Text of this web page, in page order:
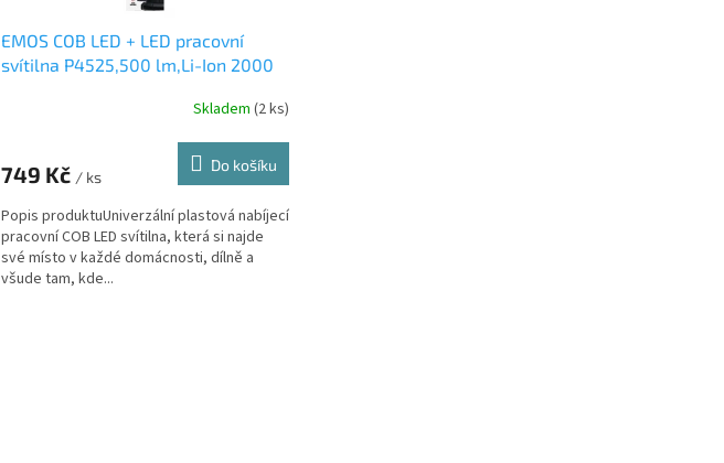
EMOS COB LED + LED pracovní
svítilna P4525,500 lm,Li-Ion 2000
Skladem (2 ks)
749 Kč / ks
Do košíku
Popis produktuUniverzální plastová nabíjecí
pracovní COB LED svítilna, která si najde
své místo v každé domácnosti, dílně a
všude tam, kde...